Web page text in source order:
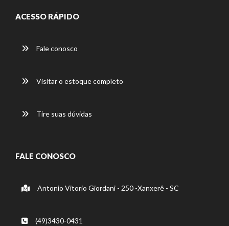
ACESSO RÁPIDO
Fale conosco
Visitar o estoque completo
Tire suas dúvidas
FALE CONOSCO
Antonio Vitorio Giordani - 250 -Xanxerê - SC
(49)3430-0431